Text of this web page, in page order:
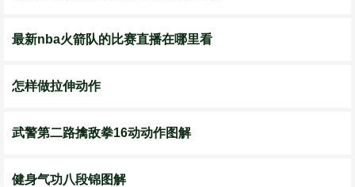
最新nba火箭队的比赛直播在哪里看
怎样做拉伸动作
武警第二路擒敌拳16动动作图解
健身气功八段锦图解